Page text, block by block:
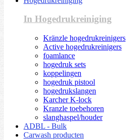
In Hogedrukreiniging
Kränzle hogedrukreinigers
Active hogedrukreinigers
foamlance
hogedruk sets
koppelingen
hogedruk pistool
hogedrukslangen
Karcher K-lock
Kranzle toebehoren
slanghaspel/houder
ADBL - Bulk
Carwash producten